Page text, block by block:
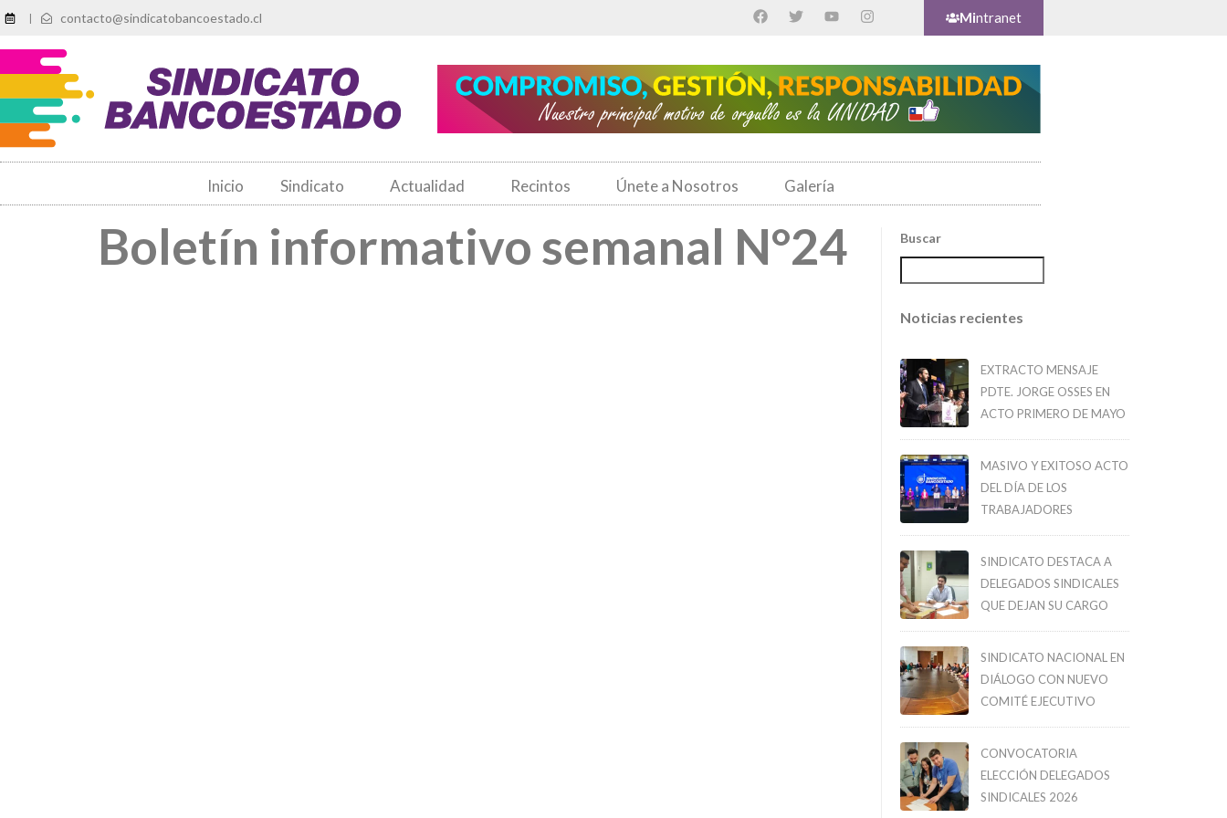
| contacto@sindicatobancoestado.cl Mintranet
Inicio Sindicato Actualidad Recintos Únete a Nosotros Galería
Boletín informativo semanal N°24 Buscar
Noticias recientes
EXTRACTO MENSAJE
PDTE. JORGE OSSES EN
ACTO PRIMERO DE MAYO
MASIVO Y EXITOSO ACTO
DEL DÍA DE LOS
TRABAJADORES
SINDICATO DESTACA A
DELEGADOS SINDICALES
QUE DEJAN SU CARGO
SINDICATO NACIONAL EN
DIÁLOGO CON NUEVO
COMITÉ EJECUTIVO
CONVOCATORIA
ELECCIÓN DELEGADOS
SINDICALES 2026